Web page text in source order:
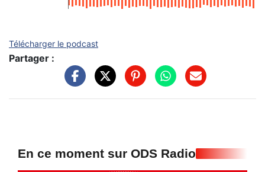
Télécharger le podcast
Partager :
En ce moment sur ODS Radio